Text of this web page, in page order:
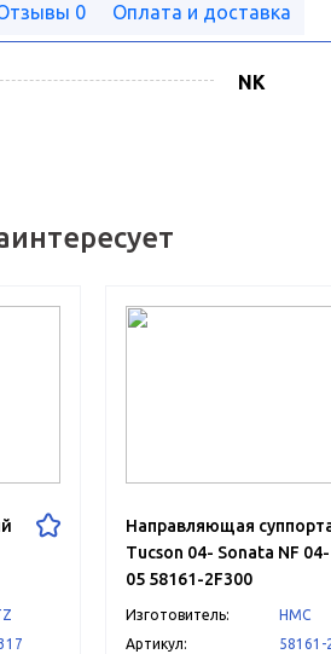
0 Оплата и доставка
NK
Направляющая
Tucson 04- Sonata NF
05 58161-2F300
Изготовитель:
HMC
Артикул:
58161-